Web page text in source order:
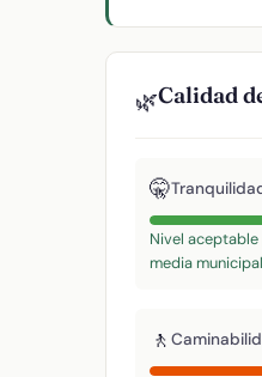
🌿Calidad
🤫
Nivel
media municipal
🚶